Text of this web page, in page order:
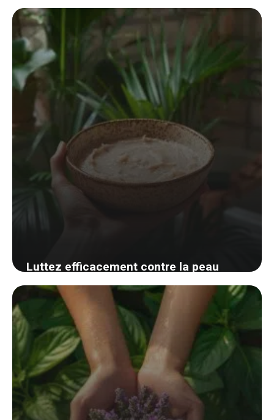
efficaces pour apaiser les piqûres
d’insectes cet été
25 août 2024
Luttez efficacement contre la peau
brillante avec ce secret de grand-mère
simple et naturel
24 août 2024